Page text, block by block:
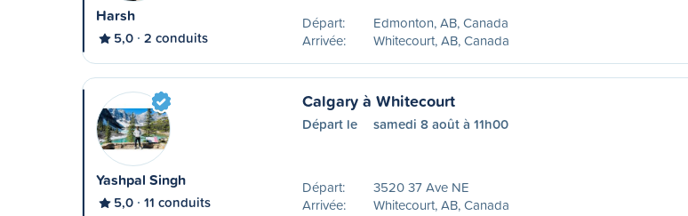
Harsh
5,0 2 conduits
Départ:
Edmonton, AB, Canada
Arrivée:
Whitecourt, AB, Canada
Yashpal Singh
5,0 11 conduits
Calgary à Whitecourt
Départ le samedi 8 août à 11h00
Départ:
3520 37 Ave NE
Arrivée:
Whitecourt, AB, Canada